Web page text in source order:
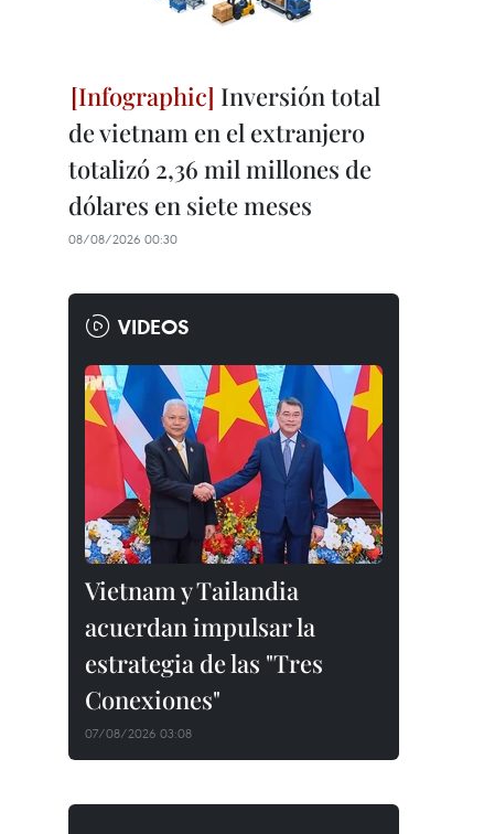
Inversión total
de vietnam en el extranjero
totalizó 2,36 mil millones de
dólares en siete meses
08/08/2026 00:30
VIDEOS
Vietnam y Tailandia
acuerdan impulsar la
estrategia de las "Tres
Conexiones"
07/08/2026 03:08